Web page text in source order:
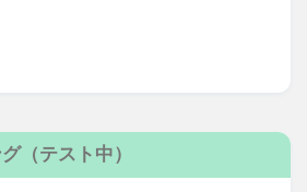
（テスト中）